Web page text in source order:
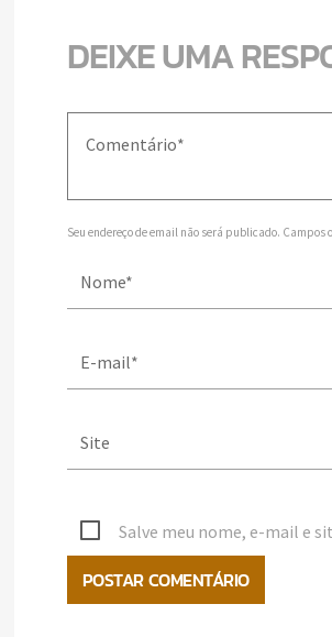
DEIXE UMA
Seu endereço de email não será publicado.
Salve meu nome, e-mail e